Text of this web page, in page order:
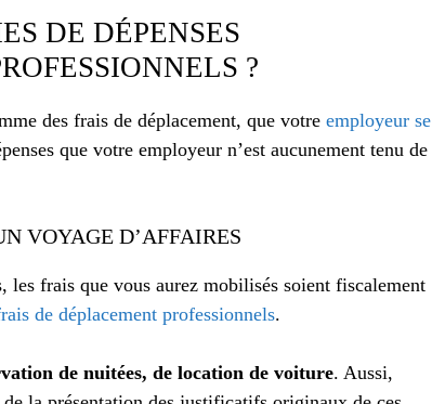
DE DÉPENSES
?
des frais de déplacement, que votre employeur se
que votre employeur n’est aucunement tenu de
VOYAGE D’AFFAIRES
les frais que vous aurez mobilisés soient fiscalement
de déplacement professionnels.
de nuitées, de location de voiture. Aussi,